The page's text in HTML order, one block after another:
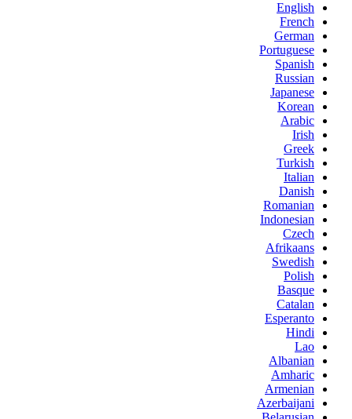
English
French
German
Portuguese
Spanish
Russian
Japanese
Korean
Arabic
Irish
Greek
Turkish
Italian
Danish
Romanian
Indonesian
Czech
Afrikaans
Swedish
Polish
Basque
Catalan
Esperanto
Hindi
Lao
Albanian
Amharic
Armenian
Azerbaijani